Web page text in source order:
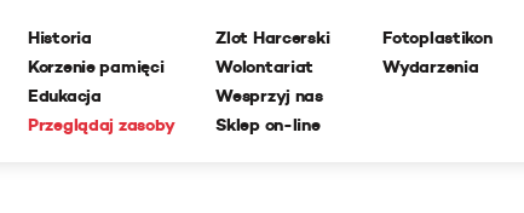
Historia
Korzenie pamięci
Edukacja
Przeglądaj zasoby
Zlot Harcerski
Wolontariat
Wesprzyj nas
Sklep on-line
Fotoplastikon
Wydarzenia